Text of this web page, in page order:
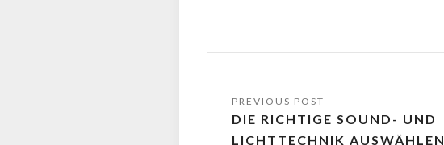
DIE RICHTIGE SOUND- UND
LICHTTECHNIK AUSWÄHLEN